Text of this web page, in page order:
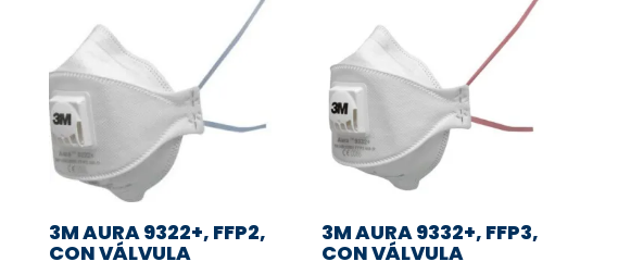
3M AURA 9322+, FFP2,
CON VÁLVULA
3M AURA 9332+, FFP3,
CON VÁLVULA